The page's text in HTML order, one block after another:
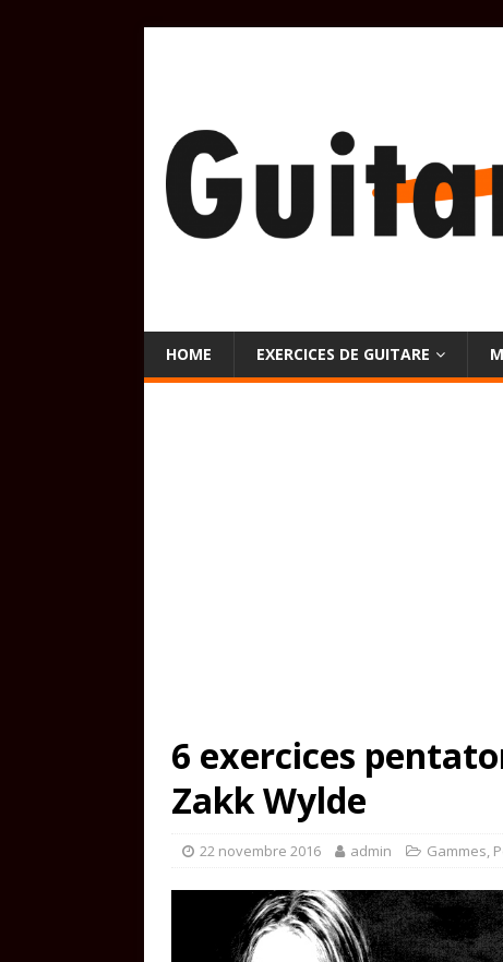
HOME EXERCICES DE GUITARE
6 exercices
Zakk Wylde
22 novembre 2016 admin Gammes,